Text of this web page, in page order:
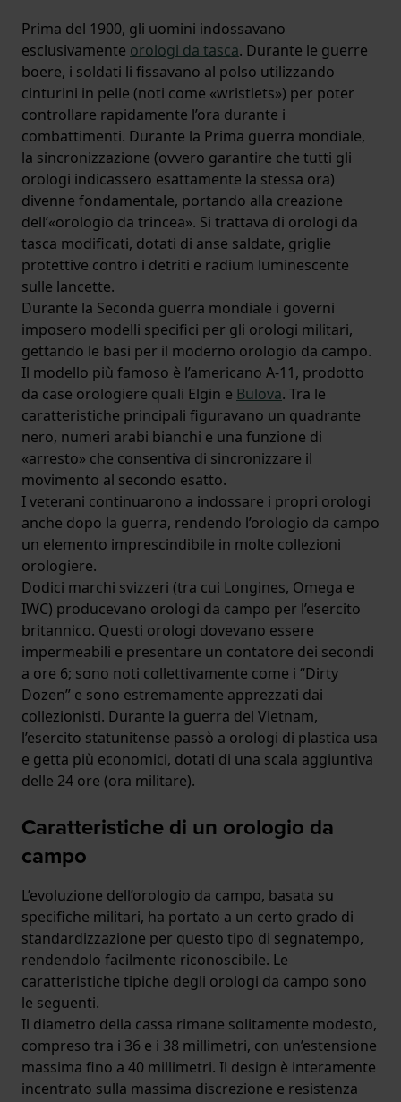
Prima del 1900, gli uomini indossavano
esclusivamente orologi da tasca. Durante le guerre
boere, i soldati li fissavano al polso utilizzando
cinturini in pelle (noti come «wristlets») per poter
controllare rapidamente l’ora durante i
combattimenti. Durante la Prima guerra mondiale,
la sincronizzazione (ovvero garantire che tutti gli
orologi indicassero esattamente la stessa ora)
divenne fondamentale, portando alla creazione
dell’«orologio da trincea». Si trattava di orologi da
tasca modificati, dotati di anse saldate, griglie
protettive contro i detriti e radium luminescente
sulle lancette.
Durante la Seconda guerra mondiale i governi
imposero modelli specifici per gli orologi militari,
gettando le basi per il moderno orologio da campo.
Il modello più famoso è l’americano A-11, prodotto
da case orologiere quali Elgin e Bulova. Tra le
caratteristiche principali figuravano un quadrante
nero, numeri arabi bianchi e una funzione di
«arresto» che consentiva di sincronizzare il
movimento al secondo esatto.
I veterani continuarono a indossare i propri orologi
anche dopo la guerra, rendendo l’orologio da campo
un elemento imprescindibile in molte collezioni
orologiere.
Dodici marchi svizzeri (tra cui Longines, Omega e
IWC) producevano orologi da campo per l’esercito
britannico. Questi orologi dovevano essere
impermeabili e presentare un contatore dei secondi
a ore 6; sono noti collettivamente come i “Dirty
Dozen” e sono estremamente apprezzati dai
collezionisti. Durante la guerra del Vietnam,
l’esercito statunitense passò a orologi di plastica usa
e getta più economici, dotati di una scala aggiuntiva
delle 24 ore (ora militare).
Caratteristiche di un orologio da
campo
L’evoluzione dell’orologio da campo, basata su
specifiche militari, ha portato a un certo grado di
standardizzazione per questo tipo di segnatempo,
rendendolo facilmente riconoscibile. Le
caratteristiche tipiche degli orologi da campo sono
le seguenti.
Il diametro della cassa rimane solitamente modesto,
compreso tra i 36 e i 38 millimetri, con un’estensione
massima fino a 40 millimetri. Il design è interamente
incentrato sulla massima discrezione e resistenza